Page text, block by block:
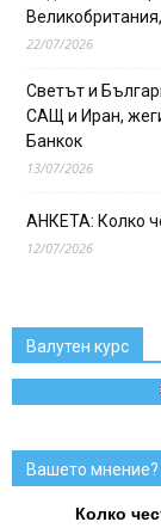
22/07/2026
Светът и
САЩ и Иран,
Банкок
13/07/2026
АНКЕТА: Колко
12/07/2026
Валутен курс
Вашето мнение?
Колко